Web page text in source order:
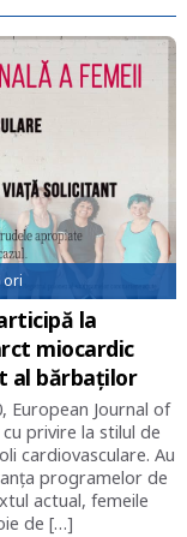
ori
la
miocardic
al bărbaților
European Journal of
privire la stilul de
cardiovasculare. Au
programelor de
actual, femeile
de […]